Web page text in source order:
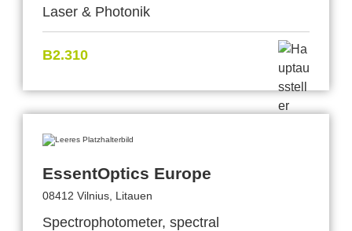
Laser & Photonik
B2.310
EssentOptics Europe
08412 Vilnius, Litauen
Spectrophotometer, spectral